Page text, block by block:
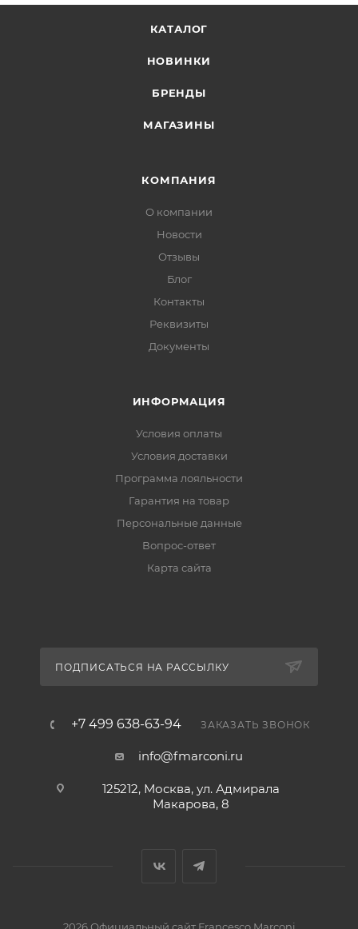
КАТАЛОГ
НОВИНКИ
БРЕНДЫ
МАГАЗИНЫ
КОМПАНИЯ
О компании
Новости
Отзывы
Блог
Контакты
Реквизиты
Документы
ИНФОРМАЦИЯ
Условия оплаты
Условия доставки
Программа лояльности
Гарантия на товар
Персональные данные
Вопрос-ответ
Карта сайта
ПОДПИСАТЬСЯ НА РАССЫЛКУ
+7 499 638-63-94 ЗАКАЗАТЬ ЗВОНОК
info@fmarconi.ru
125212, Москва, ул. Адмирала
Макарова, 8